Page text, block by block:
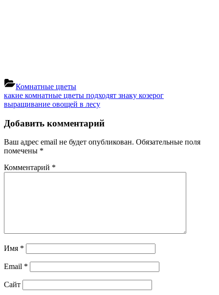
Комнатные цветы
Навигация
по
записям
Previous
Post:
какие комнатные цветы подходят знаку козерог
Next
выращивание овощей в лесу
Добавить комментарий
Ваш адрес email не будет опубликован. Обязательные поля
помечены *
Комментарий *
Имя *
Email *
Сайт